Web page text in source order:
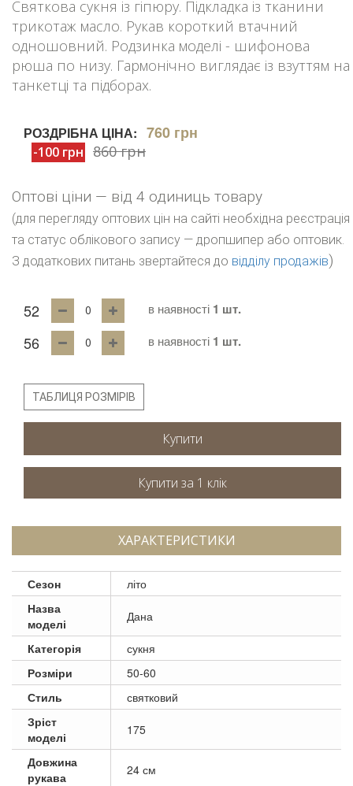
Святкова сукня із гіпюру. Підкладка із тканини
трикотаж масло. Рукав короткий втачний
одношовний. Родзинка моделі - шифонова
рюша по низу. Гармонічно виглядає із взуттям на
танкетці та підборах.
РОЗДРІБНА ЦІНА: 760 грн
-100 грн 860 грн
Оптові ціни — від 4 одиниць товару
(для перегляду оптових цін на сайті необхідна реєстрація
та статус облікового запису — дропшипер або оптовик.
З додаткових питань звертайтеся до відділу продажів)
52 в наявності 1 шт.
56 в наявності 1 шт.
ТАБЛИЦЯ РОЗМІРІВ
Купити
ХАРАКТЕРИСТИКИ
Сезон
літо
Назва
моделі
Дана
Категорія
сукня
Розміри
50-60
Стиль
святковий
Зріст
моделі
175
Довжина
рукава
24 см